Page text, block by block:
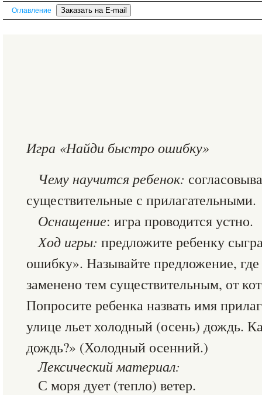
Оглавление
Игра «Найди быстро ошибку»
Чему научится ребенок:
существительные с прилагательными.
Оснащение: игра проводится устно.
Ход игры: предложите ребенку
ошибку». Называйте предложение,
заменено тем существительным, от
Попросите ребенка назвать имя
улице льет холодный (осень) дождь.
дождь?» (Холодный осенний.)
Лексический материал:
С моря дует (тепло) ветер.